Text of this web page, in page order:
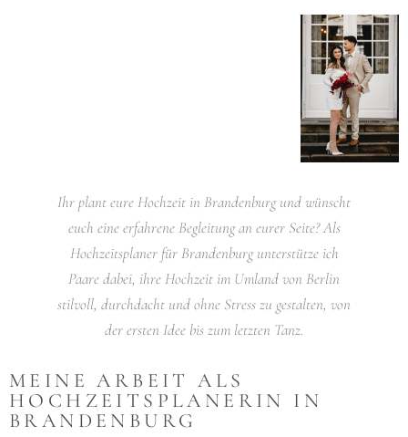
Ihr plant eure Hochzeit in Brandenburg und wünscht
euch eine erfahrene Begleitung an eurer Seite? Als
Hochzeitsplaner für Brandenburg unterstütze ich
Paare dabei, ihre Hochzeit im Umland von Berlin
stilvoll, durchdacht und ohne Stress zu gestalten, von
der ersten Idee bis zum letzten Tanz.
MEINE ARBEIT ALS
HOCHZEITSPLANERIN IN
BRANDENBURG